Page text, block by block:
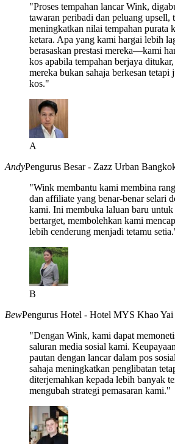
"Proses tempahan lancar Wink,
tawaran peribadi dan peluang upsell,
meningkatkan nilai tempahan purata
ketara. Apa yang kami hargai lebih
berasaskan prestasi mereka—kami
kos apabila tempahan berjaya
mereka bukan sahaja berkesan tetapi
kos."
A
AndyPengurus Besar - Zazz Urban
"Wink membantu kami membina
dan affiliate yang benar-benar selari
kami. Ini membuka laluan baru untuk
bertarget, membolehkan kami
lebih cenderung menjadi tetamu
B
BewPengurus Hotel - Hotel MYS Khao Yai
"Dengan Wink, kami dapat
saluran media sosial kami.
pautan dengan lancar dalam pos
sahaja meningkatkan penglibatan
diterjemahkan kepada lebih banyak
mengubah strategi pemasaran kami."